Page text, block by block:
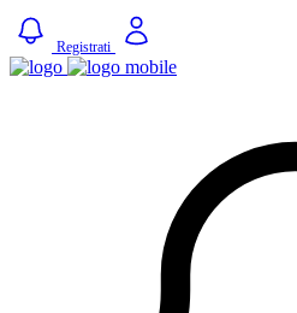
Registrati